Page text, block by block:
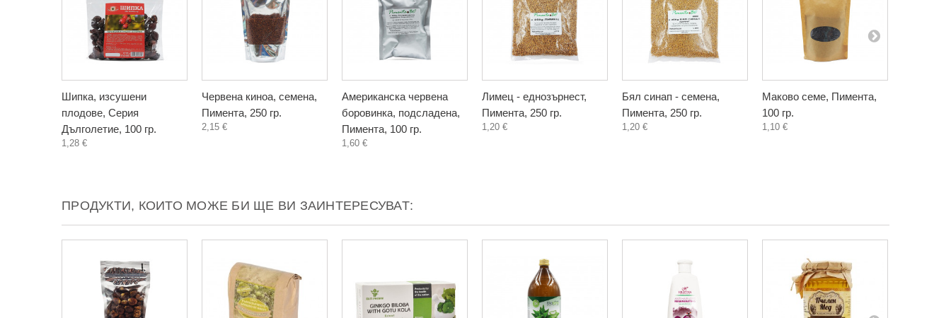
Шипка, изсушени
плодове, Серия
Дълголетие, 100 гр.
1,28 €
Червена киноа, семена,
Пимента, 250 гр.
2,15 €
Американска червена
боровинка, подсладена,
Пимента, 100 гр.
1,60 €
Лимец - еднозърнест,
Пимента, 250 гр.
1,20 €
Бял синап - семена,
Пимента, 250 гр.
1,20 €
Маково семе, Пимента,
100 гр.
1,10 €
ПРОДУКТИ, КОИТО МОЖЕ БИ ЩЕ ВИ ЗАИНТЕРЕСУВАТ: